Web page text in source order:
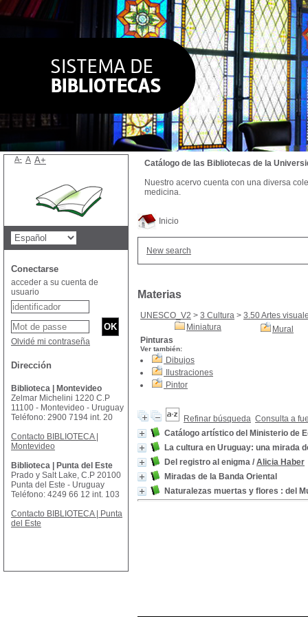
Inicio
New search
Materias
UNESCO_V2 > 3 Cultura > 3.50 Artes
Miniatura
Mural
Pinturas
Ver también:
Dibujos
Ilustraciones
Pintor
Refinar búsqueda Consulta a
Catálogo artístico del Ministerio de
La cultura en Uruguay: una mirada
Del registro al enigma / Alicia Haber
Miradas de la Banda Oriental
Naturalezas muertas y flores : del
Catálogo de las Bibliotecas de la
Nuestro acervo cuenta con una diversa
medicina.
A- A A+
Conectarse
acceder a su cuenta de
usuario
Olvidé mi contraseña
Dirección
Biblioteca | Montevideo
Zelmar Michelini 1220 C.P
11100 - Montevideo - Uruguay
Teléfono: 2900 7194 int. 20
Contacto BIBLIOTECA |
Montevideo
Biblioteca | Punta del Este
Prado y Salt Lake, C.P 20100
Punta del Este - Uruguay
Teléfono: 4249 66 12 int. 103
Contacto BIBLIOTECA | Punta
del Este